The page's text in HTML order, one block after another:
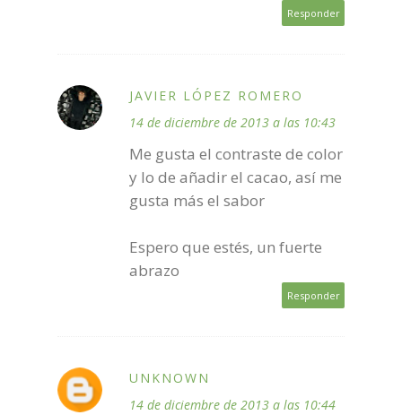
Responder
JAVIER LÓPEZ ROMERO
14 de diciembre de 2013 a las 10:43
Me gusta el contraste de color
y lo de añadir el cacao, así me
gusta más el sabor
Espero que estés, un fuerte
abrazo
Responder
UNKNOWN
14 de diciembre de 2013 a las 10:44